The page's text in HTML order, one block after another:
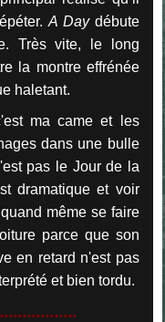
A Daydébute
Très vite, le long
la montre effrénée
haletant.
ma came et les
dans une bulle
pas le Jour de la
dramatique et voir
même se faire
parce que son
en retard n'est pas
et bien tordu.